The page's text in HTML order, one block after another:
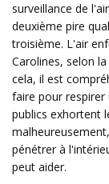
surveillance de
deuxième pire
troisième. L'air
Carolines, selon
cela, il est
faire pour respirer
publics exhortent
pénétrer à
peut aider.